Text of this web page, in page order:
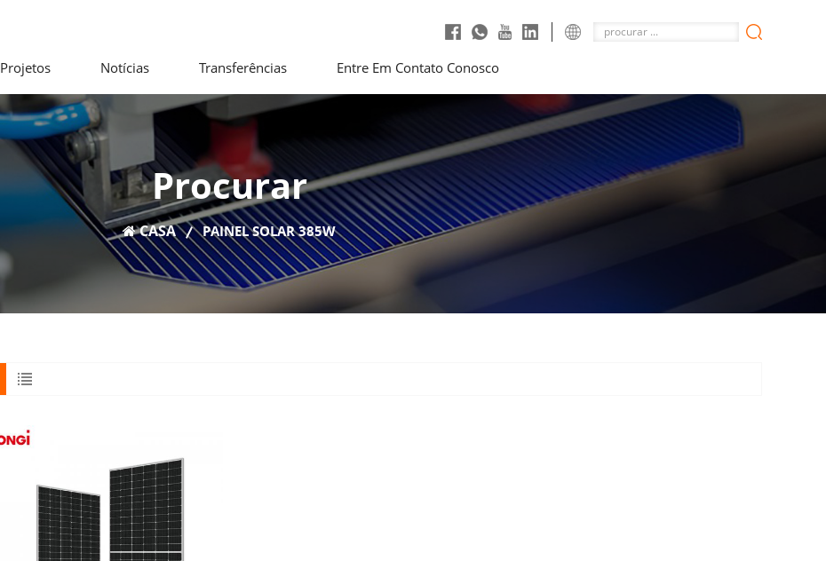
Projetos Notícias Transferências Entre Em Contato Conosco
Procurar
CASA PAINEL SOLAR 385W